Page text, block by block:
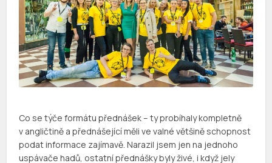
Co se týče formátu přednášek – ty probíhaly kompletně
v angličtině a přednášející měli ve valné většině schopnost
podat informace zajímavě. Narazil jsem jen na jednoho
uspávače hadů, ostatní přednášky byly živé, i když jely